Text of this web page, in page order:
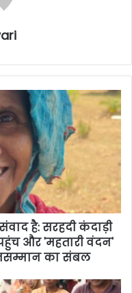
है: सरहदी कंदाड़ी
और 'महतारी वंदन'
का संबल